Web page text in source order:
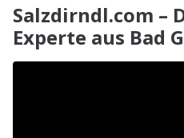
Salzdirndl.com –
Experte aus Bad